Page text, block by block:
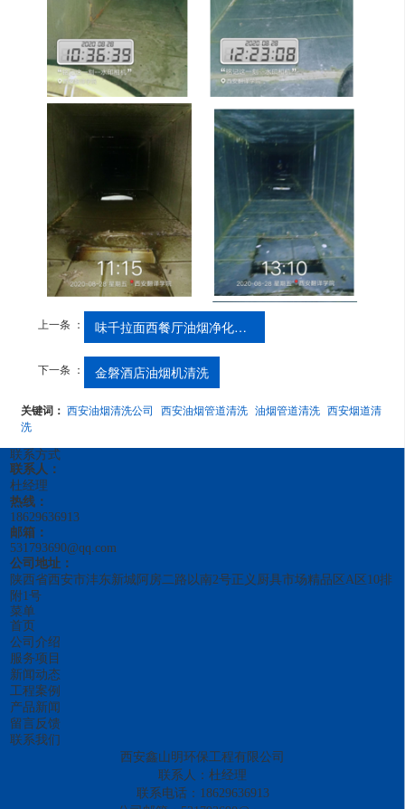
上一条 ： 味千拉面西餐厅油烟净化器...
下一条 ： 金磐酒店油烟机清洗
关键词： 西安油烟清洗公司 西安油烟管道清洗 油烟管道清洗 西安烟道清
洗
联系方式
联系人：
杜经理
热线：
18629636913
邮箱：
531793690@qq.com
公司地址：
陕西省西安市沣东新城阿房二路以南2号正义厨具市场精品区A区10排
附1号
菜单
首页
公司介绍
服务项目
新闻动态
工程案例
产品新闻
留言反馈
联系我们
西安鑫山明环保工程有限公司
联系人：杜经理
联系电话：18629636913